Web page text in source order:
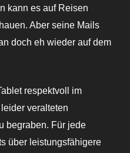
kann es auf Reisen
Aber seine Mails
doch eh wieder auf dem
respektvoll im
veralteten
begraben. Für jede
über leistungsfähigere